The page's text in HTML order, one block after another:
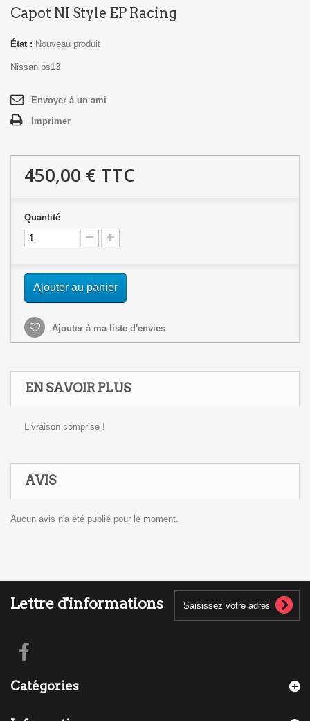
Capot NI Style EP Racing
État : Nouveau produit
Nissan ps13
Envoyer à un ami
Imprimer
450,00 € TTC
Quantité
Ajouter au panier
Ajouter à ma liste d'envies
EN SAVOIR PLUS
Livraison comprise !
AVIS
Aucun avis n'a été publié pour le moment.
Lettre d'informations
Catégories